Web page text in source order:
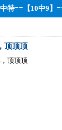
特==【10中9】
顶顶顶
顶顶顶